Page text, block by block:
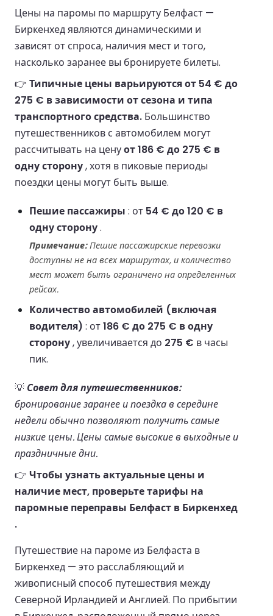
Цены на паромы по маршруту Белфаст —
Биркенхед являются динамическими и
зависят от спроса, наличия мест и того,
насколько заранее вы бронируете билеты.
👉 Типичные цены варьируются от 54 € до
275 € в зависимости от сезона и типа
транспортного средства. Большинство
путешественников с автомобилем могут
рассчитывать на ценуот 186 € до 275 € в
одну сторону, хотя в пиковые периоды
поездки цены могут быть выше.
Пешие пассажиры : от 54 € до 120 € в
одну сторону.
Примечание:Пешие пассажирские перевозки
доступны не на всех маршрутах, и количество
мест может быть ограничено на определенных
рейсах.
Количество автомобилей (включая
водителя) : от186 € до 275 € в одну
сторону, увеличивается до 275 € в часы
пик.
💡 Совет для путешественников:
бронирование заранее и поездка в середине
недели обычно позволяют получить самые
низкие цены. Цены самые высокие в выходные и
праздничные дни.
👉 Чтобы узнать актуальные цены и
наличие мест, проверьте тарифы на
паромные переправы Белфаст в Биркенхед
.
Путешествие на пароме из Белфаста в
Биркенхед — это расслабляющий и
живописный способ путешествия между
Северной Ирландией и Англией. По прибытии